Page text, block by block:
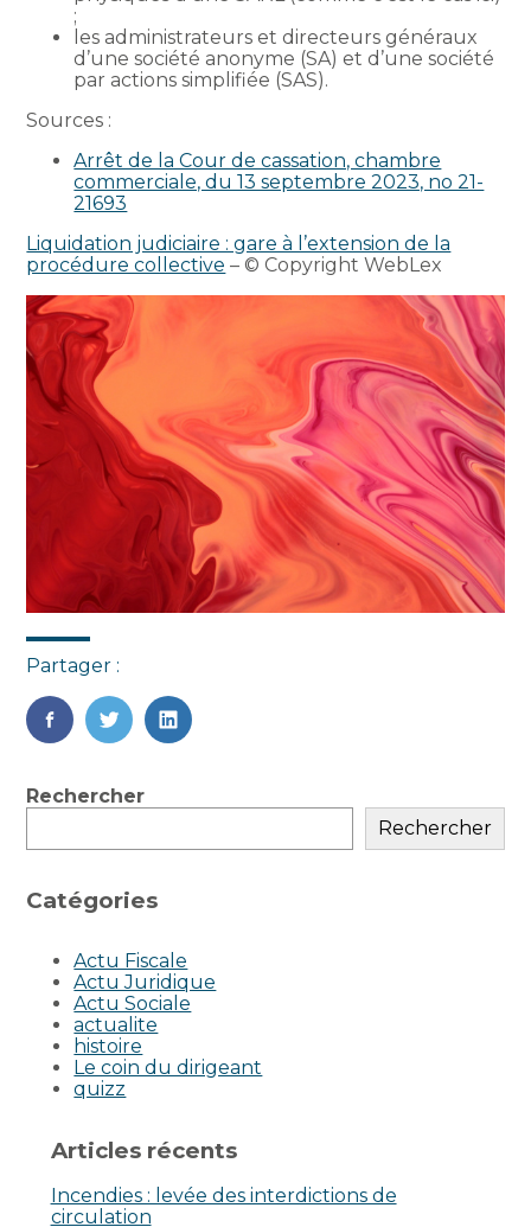
;
les administrateurs et directeurs généraux
d’une société anonyme (SA) et d’une société
par actions simplifiée (SAS).
Sources :
Arrêt de la Cour de cassation, chambre
commerciale, du 13 septembre 2023, no 21-
21693
Liquidation judiciaire : gare à l’extension de la
procédure collective – © Copyright WebLex
Partager :
FaceBook
TwitterLinkedIn
Blog
Rechercher
Rechercher
Catégories
Actu Fiscale
Actu Juridique
Actu Sociale
actualite
histoire
Le coin du dirigeant
quizz
Articles récents
Incendies : levée des interdictions de
circulation